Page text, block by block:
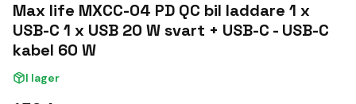
Kundvagn
Boka Reparation
Max life MXCC-04 PD QC bil laddare 1 x
USB-C 1 x USB 20 W svart + USB-C - USB-C
kabel 60 W
I lager